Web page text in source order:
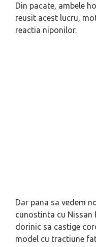
Din pacate, ambele
reusit acest lucru,
reactia niponilor.
Dar pana sa vedem
cunostinta cu Nissan
dorinic sa castige
model cu tractiune